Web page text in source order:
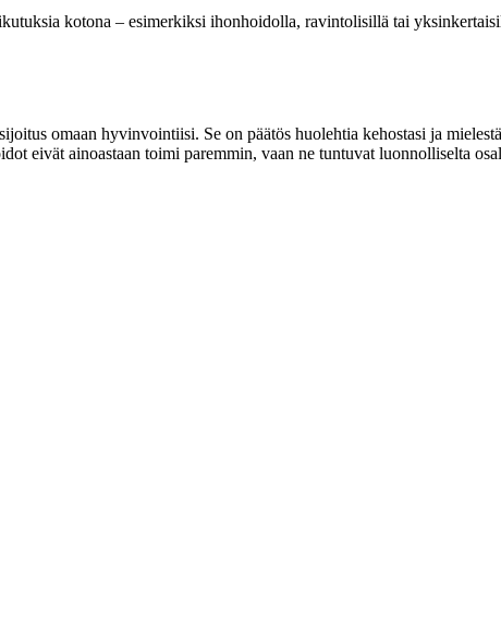
kotona – esimerkiksi ihonhoidolla, ravintolisillä tai
omaan hyvinvointiisi. Se on päätös huolehtia kehostasi ja
eivät ainoastaan toimi paremmin, vaan ne tuntuvat luonnolliselta